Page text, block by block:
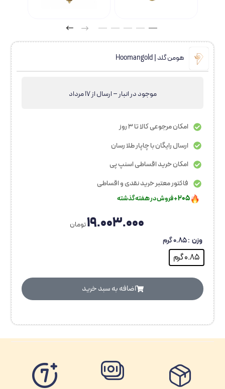
هومن گلد | Hoomangold
موجود در انبار – ارسال از 17 مرداد
امکان مرجوعی کالا تا 3 روز
ارسال رایگان با چاپار طلا رسان
امکان خرید اقساطی اسنپ پی
فاکتور معتبر خرید نقدی و اقساطی
+ فروش در هفته گذشته
۱۱۶۰+ بازدید در ۲۴ ساعت اخیر
+ نفر به این کالا علاقه دارند
در سبد خرید
رضایت بالای کاربران
۴۰نفر در حال مشاهده
۱۹.۰۰۳.۰۰۰تومان
وزن : 0.85 گرم
0.85 گرم
اضافه‌ به سبد خرید